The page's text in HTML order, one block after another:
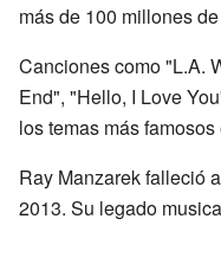
más de 100 millones
Canciones como "L.A.
End", "Hello, I Love
los temas más
Ray Manzarek falleció
2013. Su legado